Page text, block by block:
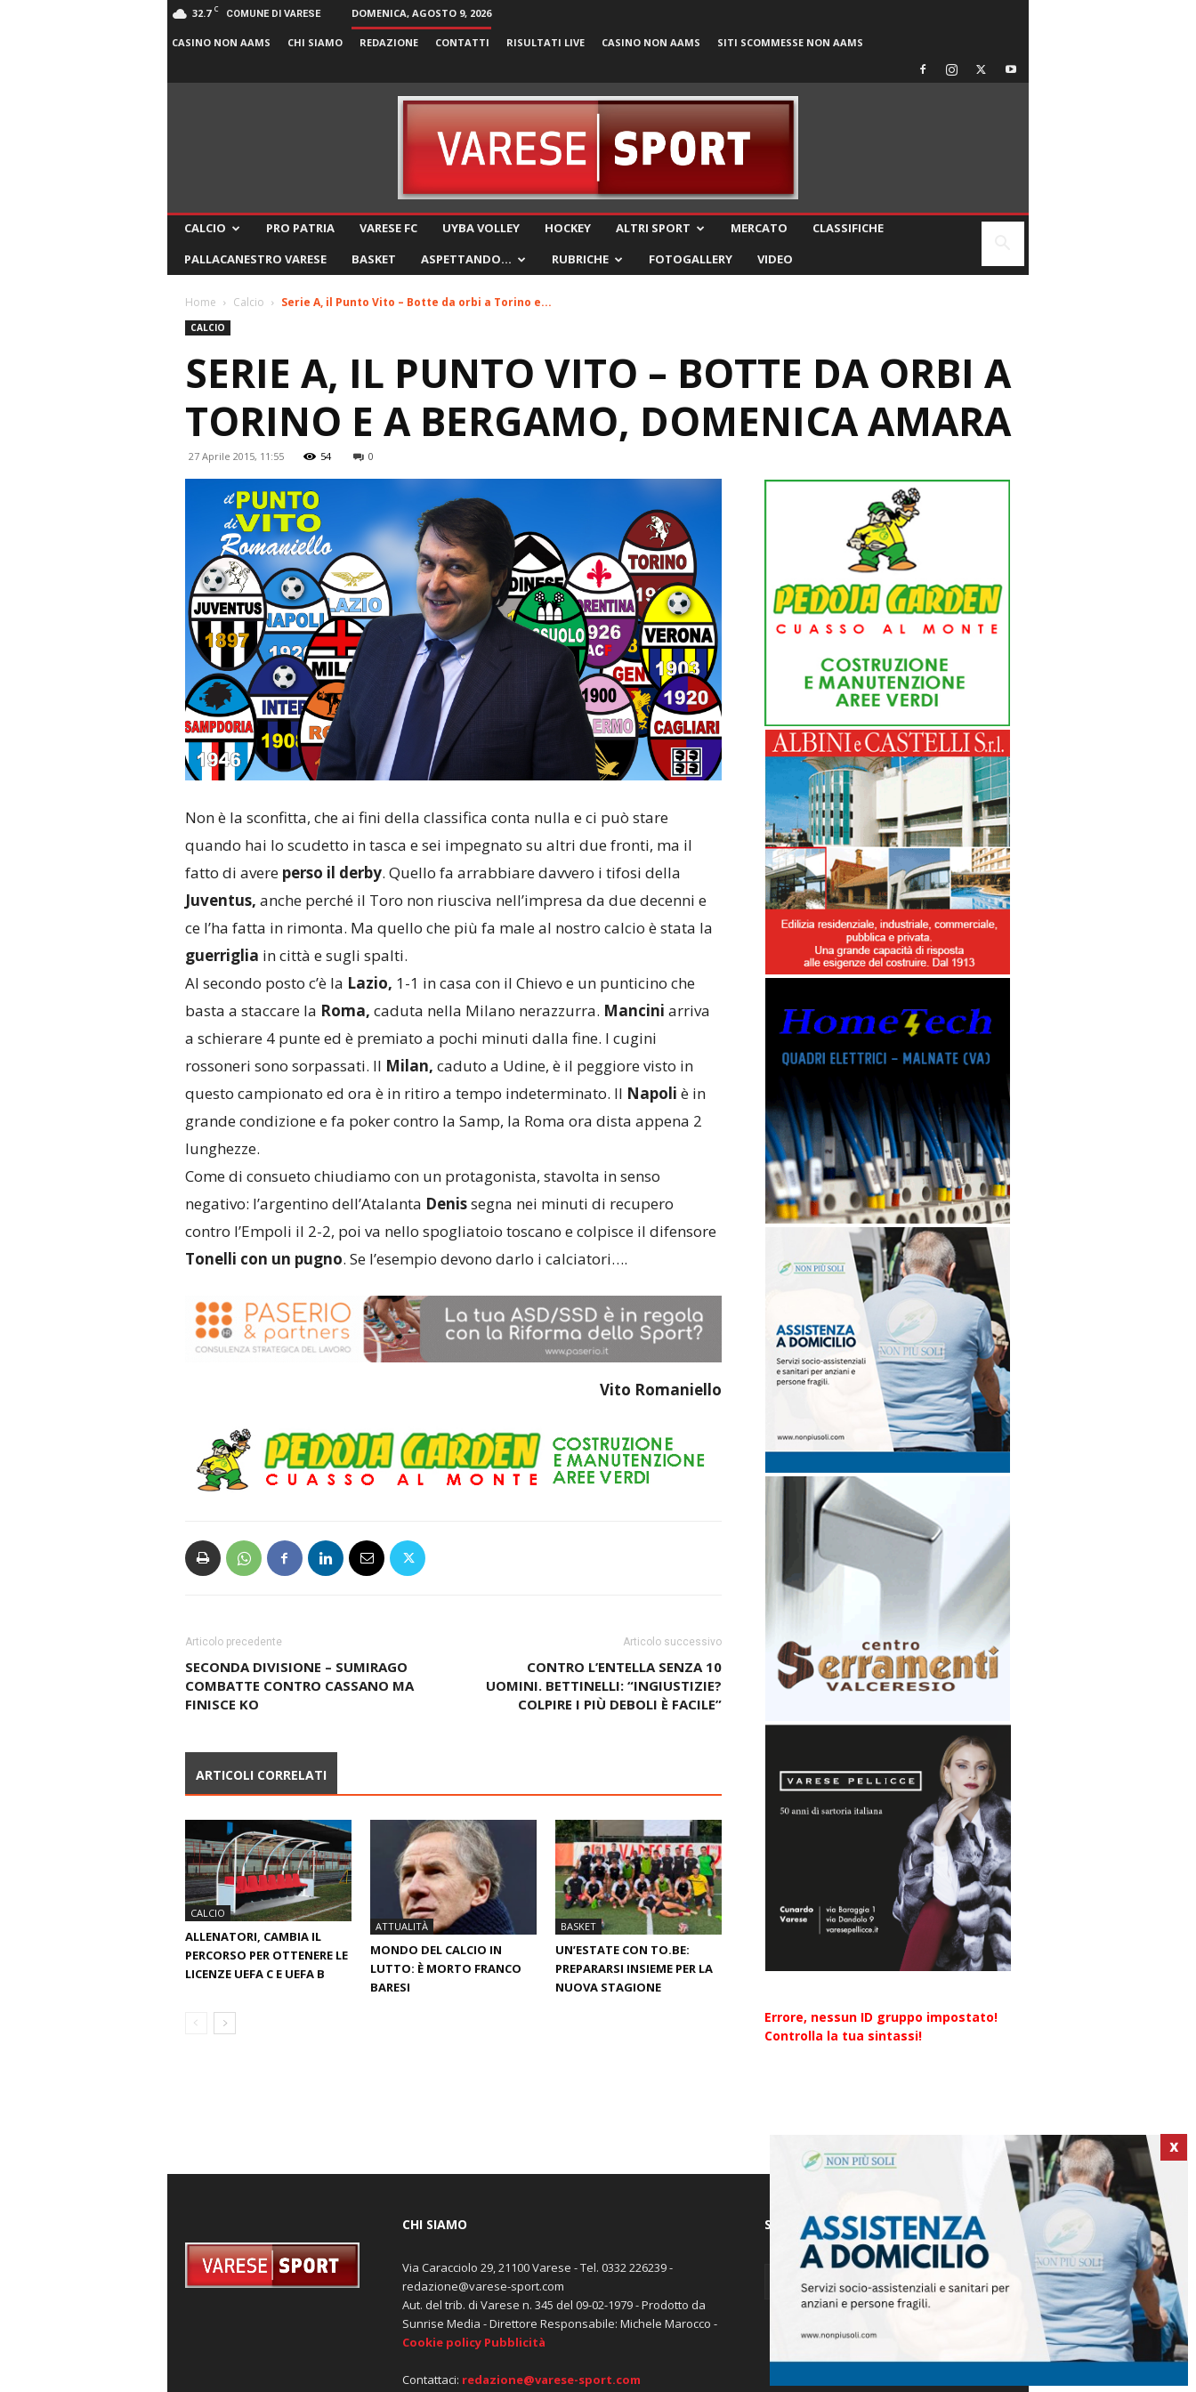
32.7 C COMUNE DI VARESE DOMENICA, AGOSTO 9, 2026
CASINO NON AAMS CHI SIAMO REDAZIONE CONTATTI RISULTATI LIVE CASINO NON AAMS SITI SCOMMESSE NON AAMS
CALCIO PRO PATRIA VARESE FC UYBA VOLLEY HOCKEY ALTRI SPORT MERCATO
CLASSIFICHE
PALLACANESTRO VARESE
BASKET ASPETTANDO… RUBRICHE FOTOGALLERY VIDEO
Home Calcio Serie A, il Punto Vito – Botte da orbi a Torino e...
CALCIO
SERIE A, IL PUNTO VITO – BOTTE DA ORBI A
TORINO E A BERGAMO, DOMENICA AMARA
27 Aprile 2015, 11:55 54 0
Non è la sconfitta, che ai fini della classifica conta nulla e ci può stare
quando hai lo scudetto in tasca e sei impegnato su altri due fronti, ma il
fatto di avere perso il derby. Quello fa arrabbiare davvero i tifosi della
Juventus, anche perché il Toro non riusciva nell’impresa da due decenni e
ce l’ha fatta in rimonta. Ma quello che più fa male al nostro calcio è stata la
guerriglia in città e sugli spalti.
Al secondo posto c’è la Lazio, 1-1 in casa con il Chievo e un punticino che
basta a staccare la Roma, caduta nella Milano nerazzurra. Mancini arriva
a schierare 4 punte ed è premiato a pochi minuti dalla fine. I cugini
rossoneri sono sorpassati. Il Milan, caduto a Udine, è il peggiore visto in
questo campionato ed ora è in ritiro a tempo indeterminato. Il Napoli è in
grande condizione e fa poker contro la Samp, la Roma ora dista appena 2
lunghezze.
Come di consueto chiudiamo con un protagonista, stavolta in senso
negativo: l’argentino dell’Atalanta Denissegna nei minuti di recupero
contro l’Empoli il 2-2, poi va nello spogliatoio toscano e colpisce il difensore
Tonelli con un pugno. Se l’esempio devono darlo i calciatori….
Vito Romaniello
Articolo precedente
SECONDA DIVISIONE – SUMIRAGO
COMBATTE CONTRO CASSANO MA
FINISCE KO
Articolo successivo
CONTRO L’ENTELLA SENZA 10
UOMINI. BETTINELLI: “INGIUSTIZIE?
COLPIRE I PIÙ DEBOLI È FACILE”
ARTICOLI CORRELATI
CALCIO
ALLENATORI, CAMBIA IL
PERCORSO PER OTTENERE LE
LICENZE UEFA C E UEFA B
ATTUALITÀ
MONDO DEL CALCIO IN
LUTTO: È MORTO FRANCO
BARESI
BASKET
UN’ESTATE CON TO.BE:
PREPARARSI INSIEME PER LA
NUOVA STAGIONE
Errore, nessun ID gruppo impostato!
Controlla la tua sintassi!
X
CHI SIAMO
Via Caracciolo 29, 21100 Varese - Tel. 0332 226239 -
redazione@varese-sport.com
Aut. del trib. di Varese n. 345 del 09-02-1979 - Prodotto da
Sunrise Media - Direttore Responsabile: Michele Marocco -
Cookie policy Pubblicità
Contattaci: redazione@varese-sport.com
SEGUICI